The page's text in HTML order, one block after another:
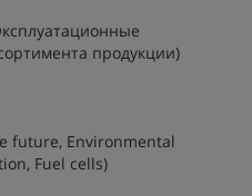
продукции)
future, Environmental
Fuel cells)